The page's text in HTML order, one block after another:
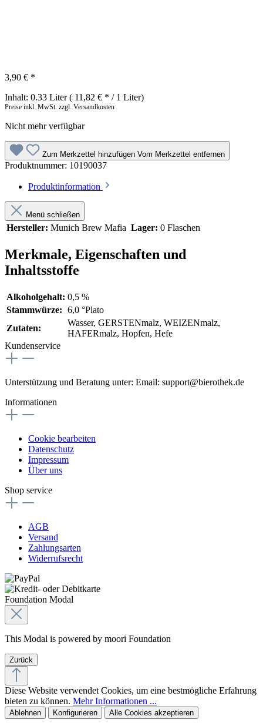
3,90 € *
Inhalt: 0.33 Liter( 11,82 € * / 1 Liter)
Preise inkl. MwSt. zzgl. Versandkosten
Nicht mehr verfügbar
Zum Merkzettel hinzufügen Vom Merkzettel entfernen
Produktnummer: 10190037
Produktinformation
Menü schließen
Hersteller: Munich Brew Mafia Lager: 0 Flaschen
Merkmale, Eigenschaften und
Inhaltsstoffe
Alkoholgehalt: 0,5 %
Stammwürze: 6,0 °Plato
Zutaten:
Wasser, GERSTENmalz, WEIZENmalz,
HAFERmalz, Hopfen, Hefe
Kundenservice
Unterstützung und Beratung unter: Email: support@bierothek.de
Informationen
Cookie bearbeiten
Datenschutz
Impressum
Über uns
Shop service
AGB
Versand
Zahlungsarten
Widerrufsrecht
Foundation Modal
This Modal is powered by moori Foundation
Zurück
Diese Website verwendet Cookies, um eine bestmögliche Erfahrung
bieten zu können. Mehr Informationen ...
Ablehnen Konfigurieren Alle Cookies akzeptieren